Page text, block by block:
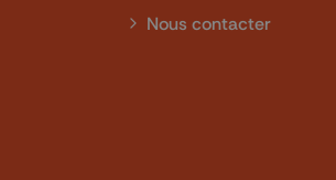
nous sur Twitch
Nous contacter